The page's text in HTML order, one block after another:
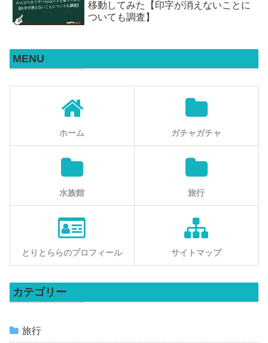
移動してみた【印字が消えないことに
ついても調査】
MENU
ホーム ガチャガチャ
水族館 旅行
とりとららのプロフィール サイトマップ
カテゴリー
旅行